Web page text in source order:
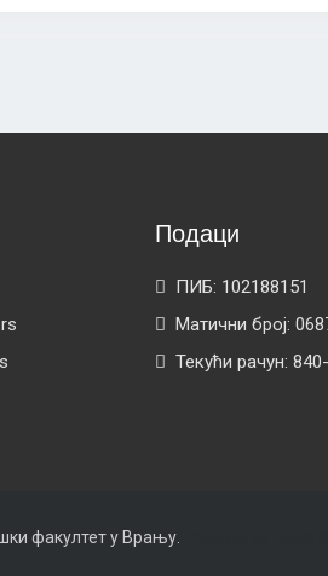
Подаци
ПИБ: 102188151
Матични број:
Текући рачун:
факултет у Врању